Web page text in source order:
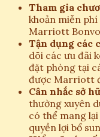
Tham gia
khoản miễn
Marriott
Tận dụng các
dõi các ưu đãi
đặt phòng tại
được Marriott
Cân nhắc sở
thường xuyên
có thể mang
quyền lợi bổ